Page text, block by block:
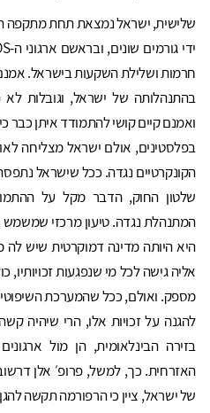
שלישית, ישראל נמצאת תחת מתקפה
חרמות ושלילת השקעות בישראל.
בהתנהלותה של ישראל, וגובלות
ואמנם קיים קושי להתמודד איתן
בפלסטינים, אולם ישראל מצליחה
הקונקרטיים נגדה. ככל שישראל
שלטון החוק, הדבר מקל על
המתנהלת נגדה. טיעון מרכזי
היא היותה מדינה דמוקרטית שיש
אליה גישה לכל מי שנפגעות
מספק. ואולם, ככל שהמערכת
להגנה על זכויות אלו, הרי שיהיה
בזירה הבינלאומית, הן מול
האזרחית. כך, למשל, פרופ׳ אלן
של ישראל, ציין כי הרפורמה תקשה